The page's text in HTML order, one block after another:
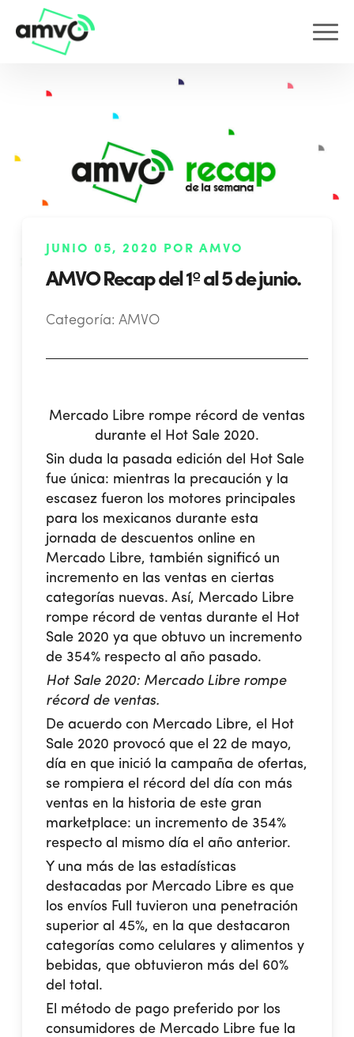
JUNIO 05, 2020 POR AMVO
AMVO Recap del 1º al 5 de junio.
Categoría: AMVO
Mercado Libre rompe récord de ventas
durante el Hot Sale 2020.
Sin duda la pasada edición del Hot Sale
fue única: mientras la precaución y la
escasez fueron los motores principales
para los mexicanos durante esta
jornada de descuentos online en
Mercado Libre, también significó un
incremento en las ventas en ciertas
categorías nuevas. Así, Mercado Libre
rompe récord de ventas durante el Hot
Sale 2020 ya que obtuvo un incremento
de 354% respecto al año pasado.
Hot Sale 2020: Mercado Libre rompe
récord de ventas.
De acuerdo con Mercado Libre, el Hot
Sale 2020 provocó que el 22 de mayo,
día en que inició la campaña de ofertas,
se rompiera el récord del día con más
ventas en la historia de este gran
marketplace: un incremento de 354%
respecto al mismo día el año anterior.
Y una más de las estadísticas
destacadas por Mercado Libre es que
los envíos Full tuvieron una penetración
superior al 45%, en la que destacaron
categorías como celulares y alimentos y
bebidas, que obtuvieron más del 60%
del total.
El método de pago preferido por los
consumidores de Mercado Libre fue la